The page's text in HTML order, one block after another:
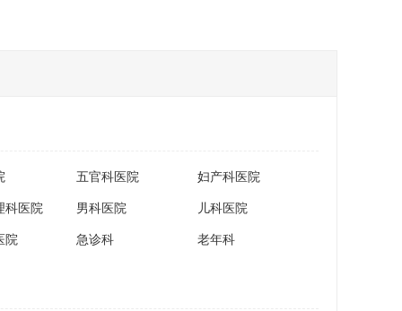
五官科医院
妇产科医院
科医院 男科医院
儿科医院
院 急诊科 老年科